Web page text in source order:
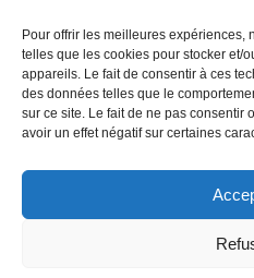
Pour offrir les meilleures expériences,
telles que les cookies pour stocker et/
appareils. Le fait de consentir à ces
des données telles que le
sur ce site. Le fait de ne pas consentir
avoir un effet négatif sur certaines
1 2 3 4